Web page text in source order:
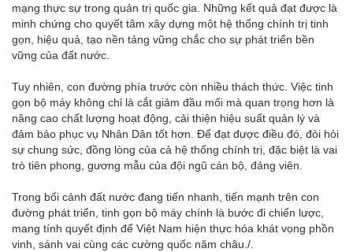
mạng thực sự trong quản trị quốc gia. Những kết quả đạt được là
minh chứng cho quyết tâm xây dựng một hệ thống chính trị tinh
gọn, hiệu quả, tạo nền tảng vững chắc cho sự phát triển bền
vững của đất nước.
Tuy nhiên, con đường phía trước còn nhiều thách thức. Việc tinh
gọn bộ máy không chỉ là cắt giảm đầu mối mà quan trọng hơn là
nâng cao chất lượng hoạt động, cải thiện hiệu suất quản lý và
đảm bảo phục vụ Nhân Dân tốt hơn. Để đạt được điều đó, đòi hỏi
sự chung sức, đồng lòng của cả hệ thống chính trị, đặc biệt là vai
trò tiên phong, gương mẫu của đội ngũ cán bộ, đảng viên.
Trong bối cảnh đất nước đang tiến nhanh, tiến mạnh trên con
đường phát triển, tinh gọn bộ máy chính là bước đi chiến lược,
mang tính quyết định để Việt Nam hiện thực hóa khát vọng phồn
vinh, sánh vai cùng các cường quốc năm châu./.